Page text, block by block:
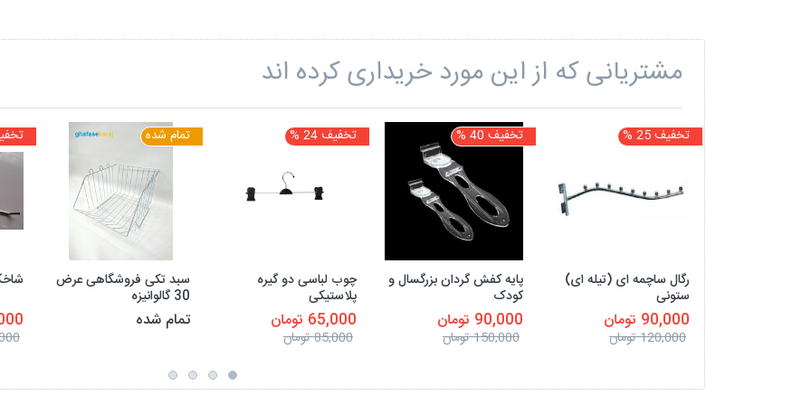
مشتریانی که از این مورد خریداری کرده اند
تخفیف 25 %
رگال ساچمه ای (تیله ای)
ستونی
90,000 تومان
120,000 تومان
تخفیف 40 %
پایه کفش گردان بزرگسال و
کودک
90,000 تومان
150,000 تومان
تخفیف 24 %
چوب لباسی دو گیره
پلاستیکی
65,000 تومان
85,000 تومان
تمام شده
سبد تکی فروشگاهی عرض
30 گالوانیزه
تمام شده
تخفیف